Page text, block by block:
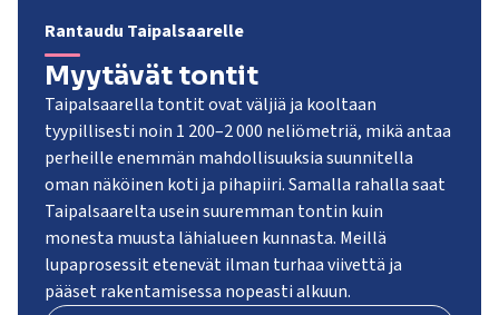
Rantaudu Taipalsaarelle
Myytävät tontit
Taipalsaarella tontit ovat väljiä ja kooltaan
tyypillisesti noin 1 200–2 000 neliömetriä, mikä antaa
perheille enemmän mahdollisuuksia suunnitella
oman näköinen koti ja pihapiiri. Samalla rahalla saat
Taipalsaarelta usein suuremman tontin kuin
monesta muusta lähialueen kunnasta. Meillä
lupaprosessit etenevät ilman turhaa viivettä ja
pääset rakentamisessa nopeasti alkuun.